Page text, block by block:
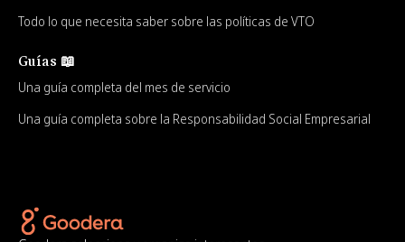
Todo lo que necesita saber sobre las políticas de VTO
Guías 📖
Una guía completa del mes de servicio
Una guía completa sobre la Responsabilidad Social Empresarial